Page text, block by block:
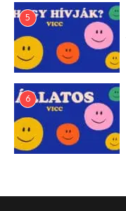
5
6